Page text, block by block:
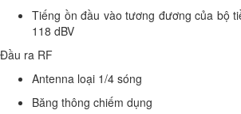
Tiếng ồn đầu vào tương đương của bộ
118 dBV
Đầu ra RF
Antenna loại 1/4 sóng
Băng thông chiếm dụng